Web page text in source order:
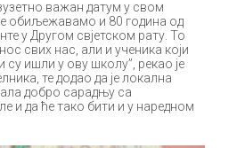
важан датум у свом
обиљежавамо и 80 година од
у Другом свјетском рату. То
свих нас, али и ученика који
су ишли у ову школу”, рекао је
те додао да је локална
добро сарадњу са
и да ће тако бити и у наредном